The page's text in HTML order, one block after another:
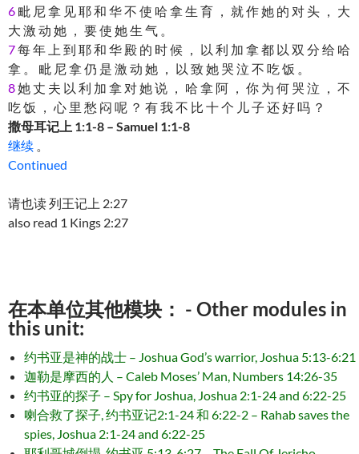
6 毗 尼 拿 见 耶 和 华 不 使 哈 拿 生 育 ， 就 作 她 的 对 头 ， 大
大 激 动 她 ， 要 使 她 生 气 。
7每 年 上 到 耶 和 华 殿 的 时 候 ， 以 利 加 拿 都 以 双 分 给 哈
拿 。 毗 尼 拿 仍 是 激 动 她 ， 以 致 她 哭 泣 不 吃 饭 。
8她 丈 夫 以 利 加 拿 对 她 说 ， 哈 拿 阿 ， 你 为 何 哭 泣 ， 不
吃 饭 ， 心 里 愁 闷 呢 ？ 有 我 不 比 十 个 儿 子 还 好 吗 ？
撒母耳记上 1:1-8 – Samuel 1:1-8
继续 。
Continued
请也读 列王记上 2:27
also read 1 Kings 2:27
在本单位其他模块： - Other modules in
this unit:
约书亚是神的战士 – Joshua God’s warrior, Joshua 5:13-6:21
迦勒是摩西的人 – Caleb Moses’ Man, Numbers 14:26-35
约书亚的探子 – Spy for Joshua, Joshua 2:1-24 and 6:22-25
喇合救了探子, 约书亚记2:1-24 和 6:22-2 – Rahab saves the
spies, Joshua 2:1-24 and 6:22-25